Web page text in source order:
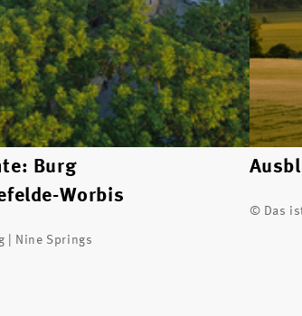
Burg
Worbis
| Nine Springs
© Das